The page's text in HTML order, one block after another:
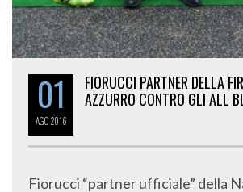
01
AGO2016
FIORUCCI PARTNER DELLA
AZZURRO CONTRO GLI ALL
Fiorucci “partner ufficiale” della